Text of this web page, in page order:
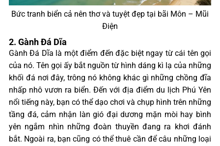
Bức tranh biển cả nên thơ và tuyệt đẹp tại bãi Môn – Mũi
Điện
2. Gành Đá Dĩa
Gành Đá Dĩa là một điểm đến đặc biệt ngay từ cái tên gọi
của nó. Tên gọi ấy bắt nguồn từ hình dáng kì lạ của những
khối đá nơi đây, trông nó không khác gì những chồng đĩa
nhấp nhô vươn ra biển. Đến với địa điểm du lịch Phú Yên
nổi tiếng này, bạn có thể dạo chơi và chụp hình trên những
tầng đá, cảm nhận làn gió đại dương mặn mòi hay bình
yên ngắm nhìn những đoàn thuyền đang ra khơi đánh
bắt. Ngoài ra, bạn cũng có thể thuê cần để câu những loại